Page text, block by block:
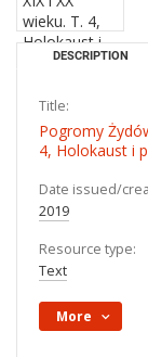
DESCRIPTION
Title:
Pogromy
4, Holokaust i
Date issued/
2019
Resource type:
Text
More